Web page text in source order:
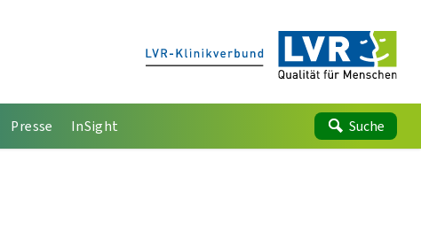
Presse InSight Suche